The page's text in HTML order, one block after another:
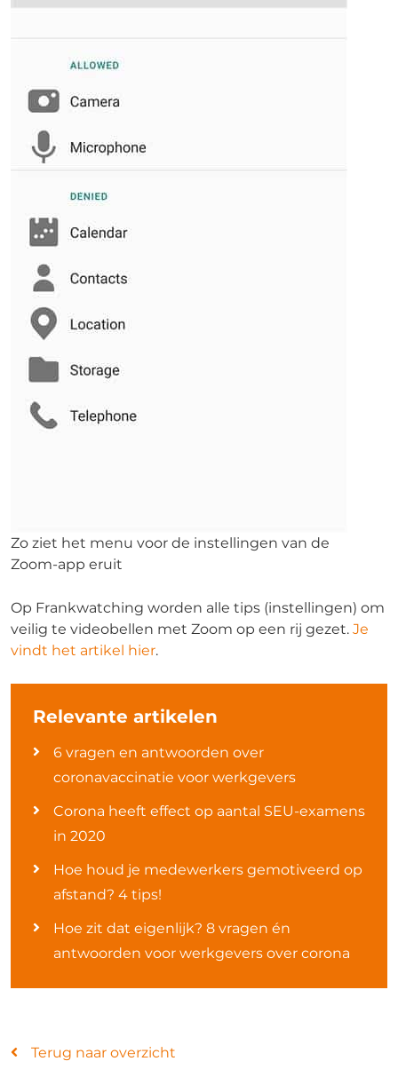
Zo ziet het menu voor de instellingen van de
Zoom-app eruit
Op Frankwatching worden alle tips (instellingen) om
veilig te videobellen met Zoom op een rij gezet. Je
vindt het artikel hier.
Relevante artikelen
6 vragen en antwoorden over
coronavaccinatie voor werkgevers
Corona heeft effect op aantal SEU-examens
in 2020
Hoe houd je medewerkers gemotiveerd op
afstand? 4 tips!
Hoe zit dat eigenlijk? 8 vragen én
antwoorden voor werkgevers over corona
Terug naar overzicht